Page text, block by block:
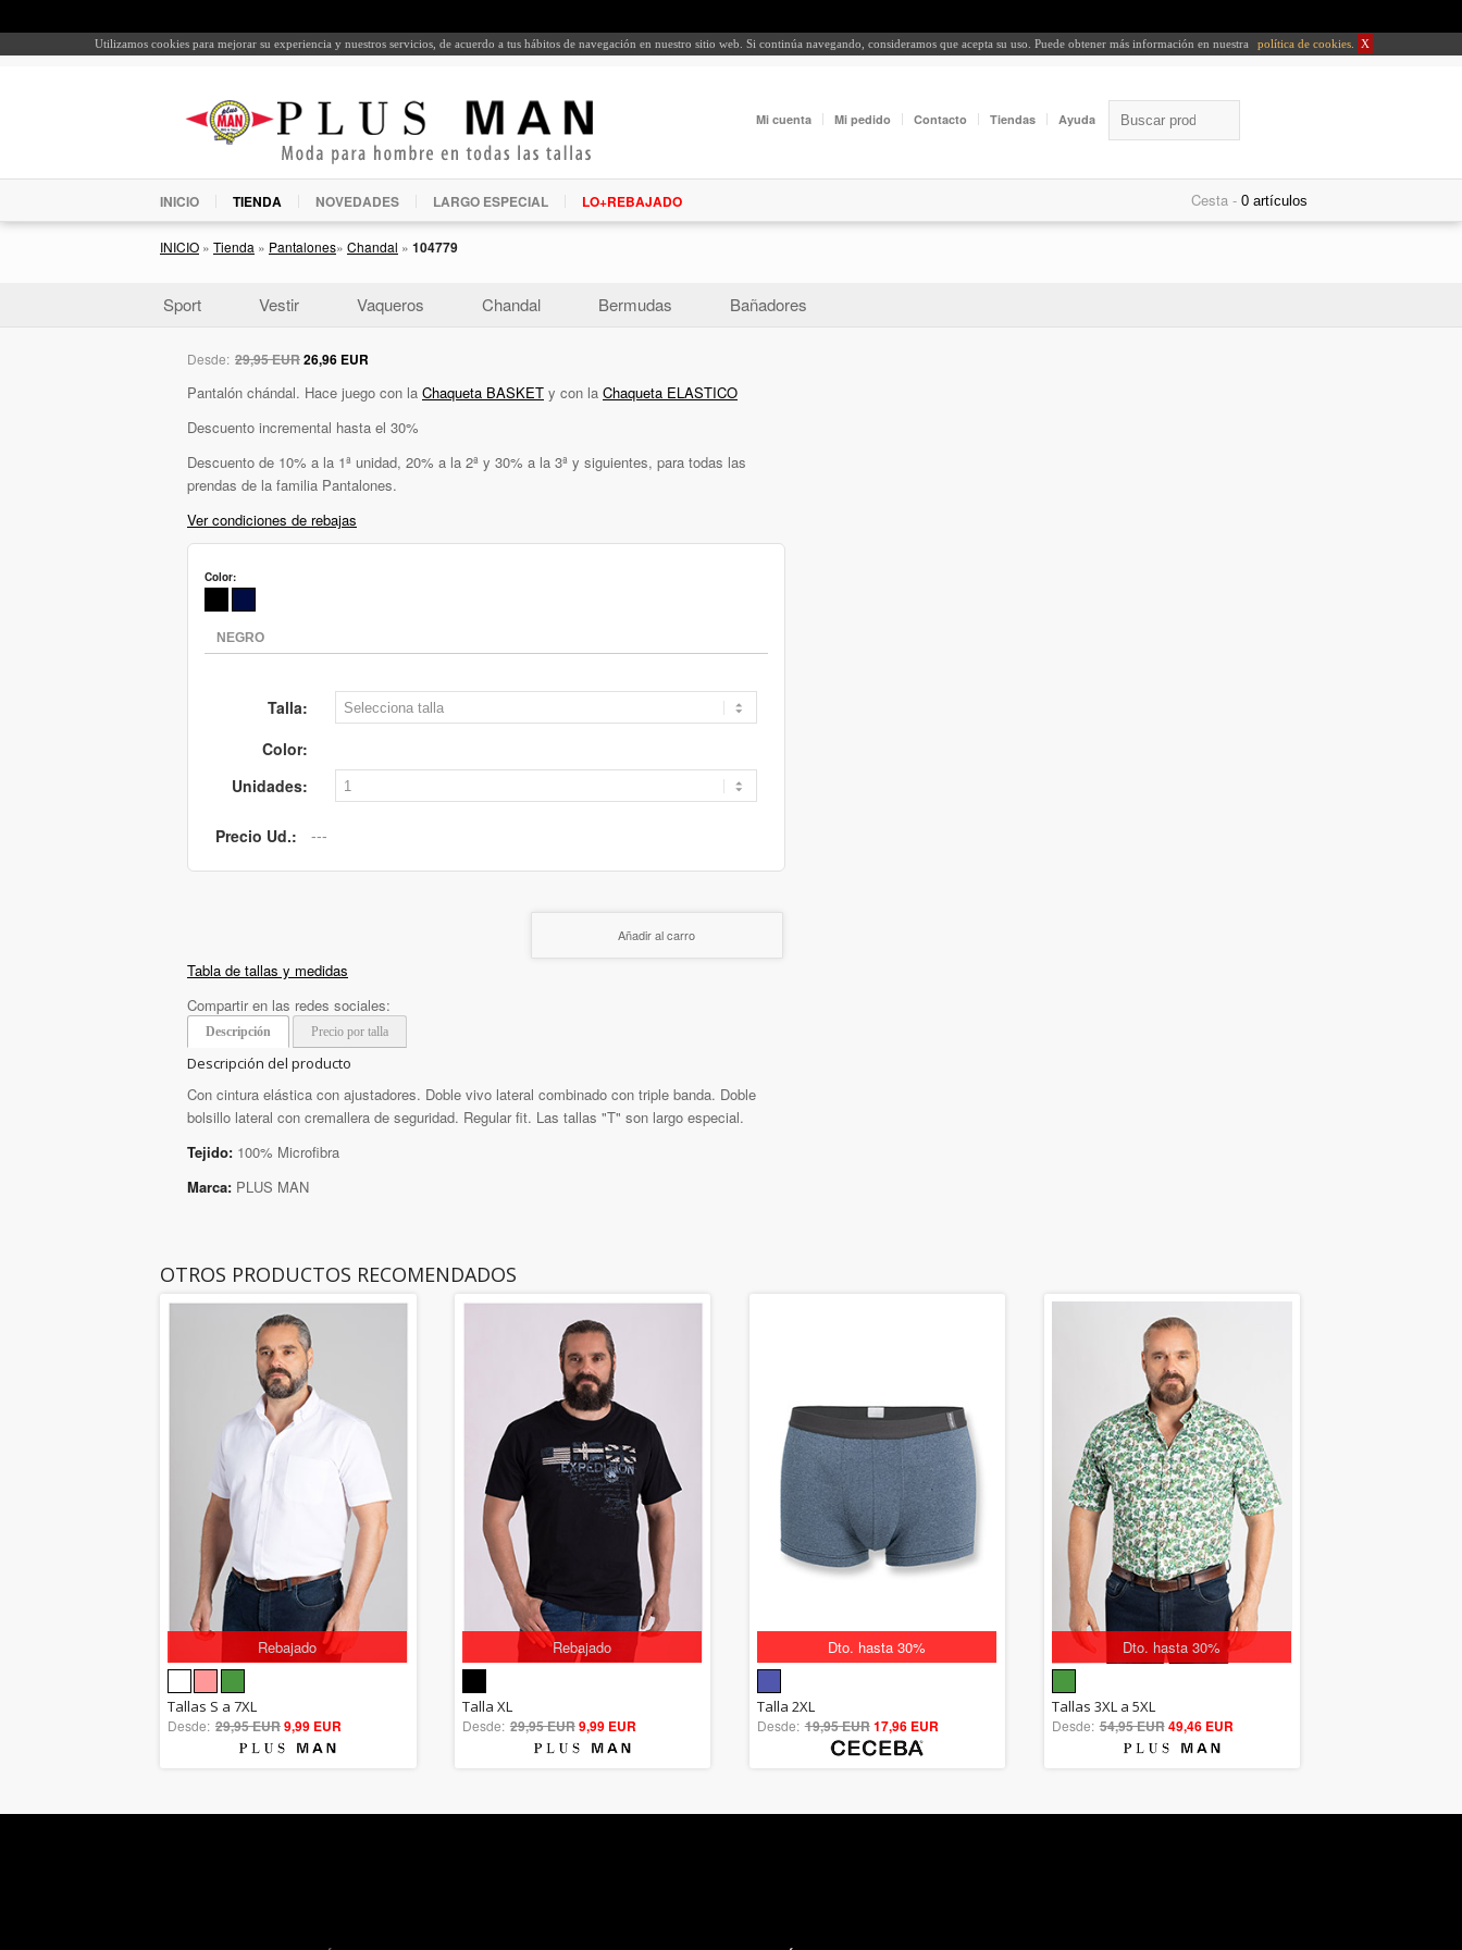
Utilizamos cookies para mejorar su experiencia y nuestros servicios, de acuerdo a tus hábitos de navegación en nuestro sitio web. Si continúa navegando, consideramos que acepta su uso. Puede obtener más información en nuestra política de cookies X
Mi cuenta Mi pedido Contacto Tiendas Ayuda
INICIO TIENDA NOVEDADES LARGO ESPECIAL LO+REBAJADO Cesta -
INICIO » Tienda » Pantalones» Chandal » 104779
Sport Vestir Vaqueros Chandal Bermudas Bañadores
Desde: 29,95 EUR26,96 EUR
Pantalón chándal. Hace juego con la Chaqueta BASKET y con la Chaqueta ELASTICO
Descuento incremental hasta el 30%
Descuento de 10% a la 1ª unidad, 20% a la 2ª y 30% a la 3ª y siguientes, para todas las
prendas de la familia Pantalones.
Ver condiciones de rebajas
Color:
Talla:
Color:
Unidades:
Precio Ud.:
Añadir al carro
Tabla de tallas y medidas
Compartir en las redes sociales:
Descripción Precio por talla
Descripción del producto
Con cintura elástica con ajustadores. Doble vivo lateral combinado con triple banda. Doble
bolsillo lateral con cremallera de seguridad. Regular fit. Las tallas "T" son largo especial.
Tejido: 100% Microfibra
Marca: PLUS MAN
OTROS PRODUCTOS RECOMENDADOS
Rebajado
5.00
out of 5
Tallas S a 7XL
Desde: 29,95 EUR9,99 EUR
Rebajado
out of 5
Talla XL
Desde: 29,95 EUR9,99 EUR
Dto. hasta 30%
out of 5
Talla 2XL
Desde: 19,95 EUR17,96 EUR
Dto. hasta 30%
5.00
out of 5
Tallas 3XL a 5XL
Desde: 54,95 EUR49,46 EUR